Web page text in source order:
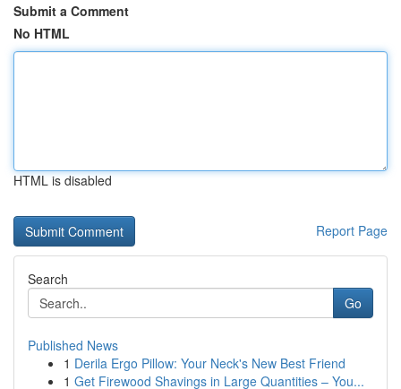
Submit a Comment
No HTML
HTML is disabled
Report Page
Search
Go
Published News
1 Derila Ergo Pillow: Your Neck's New Best Friend
1 Get Firewood Shavings in Large Quantities – You...